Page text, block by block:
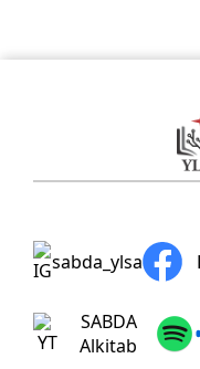
sabda_ylsa
SABDA
Alkitab